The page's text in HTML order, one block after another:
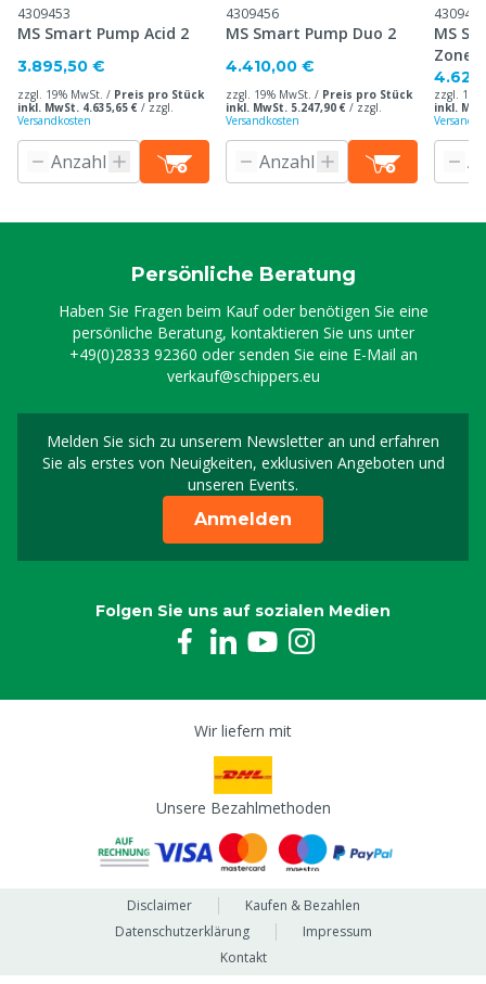
4309453
MS Smart Pump Acid 2
3.895,50 €
zzgl. 19% MwSt. / Preis pro Stück
inkl. MwSt. 4.635,65 € / zzgl.
Versandkosten
4309456
MS Smart Pump Duo 2
4.410,00 €
zzgl. 19% MwSt. / Preis pro Stück
inkl. MwSt. 5.247,90 € / zzgl.
Versandkosten
4309467
MS
zzgl.
inkl.
Persönliche Beratung
Haben Sie Fragen beim Kauf oder benötigen Sie eine
persönliche Beratung, kontaktieren Sie uns unter
+49(0)2833 92360 oder senden Sie eine E-Mail an
verkauf@schippers.eu
Melden Sie sich zu unserem Newsletter an und erfahren
Sie als erstes von Neuigkeiten, exklusiven Angeboten und
unseren Events.
Melden Sie sich für
Anmelden
Folgen Sie uns auf sozialen Medien
Wir liefern mit
Unsere Bezahlmethoden
Disclaimer
Kaufen & Bezahlen
Datenschutzerklärung
Impressum
Kontakt